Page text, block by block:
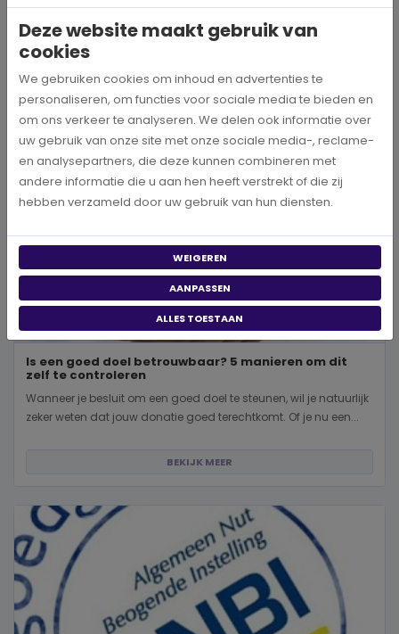
wereld, neem je een prachtig besluit. Jouw donatie kan het ve...
Is een goed doel betrouwbaar? 5 manieren om dit
zelf te controleren
Wanneer je besluit om een goed doel te steunen, wil je natuurlijk
zeker weten dat jouw donatie goed terechtkomt. Of je nu een...
BEKIJK MEER
Deze website maakt gebruik van
cookies
We gebruiken cookies om inhoud en advertenties te
personaliseren, om functies voor sociale media te bieden en
om ons verkeer te analyseren. We delen ook informatie over
uw gebruik van onze site met onze sociale media-, reclame-
en analysepartners, die deze kunnen combineren met
andere informatie die u aan hen heeft verstrekt of die zij
hebben verzameld door uw gebruik van hun diensten.
WEIGEREN
AANPASSEN
ALLES TOESTAAN